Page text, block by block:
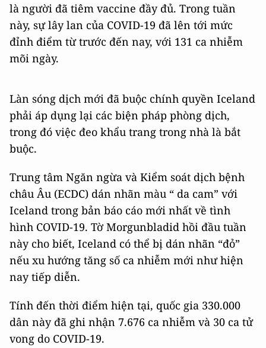
là người đã tiêm vaccine đầy đủ. Trong tuần
này, sự lây lan của COVID-19 đã lên tới mức
đỉnh điểm từ trước đến nay, với 131 ca nhiễm
mõi ngày.
Làn sóng dịch mới đã buộc chính quyền Iceland
phải áp dụng lại các biện pháp phòng dịch,
trong đó việc đeo khẩu trang trong nhà là bắt
buộc.
Trung tâm Ngăn ngừa và Kiểm soát dịch bệnh
châu Âu (ECDC) dán nhãn màu “ da cam” với
Iceland trong bản báo cáo mới nhất về tình
hình COVID-19. Tờ Morgunbladid hồi đầu tuần
này cho biết, Iceland có thể bị dán nhãn “đỏ”
nếu xu hướng tăng số ca nhiễm mới như hiện
nay tiếp diễn.
Tính đến thời điểm hiện tại, quốc gia 330.000
dân này đã ghi nhận 7.676 ca nhiễm và 30 ca tử
vong do COVID-19.